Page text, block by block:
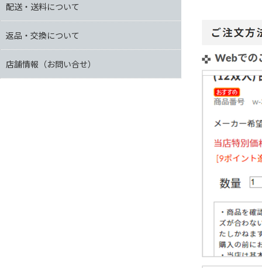
配送・送料について
返品・交換について
店舗情報（お問い合せ）